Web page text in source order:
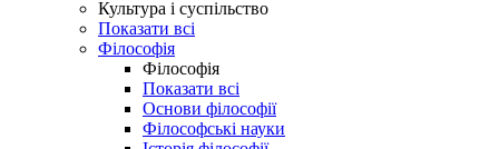
Культура і суспільство
Показати всі
Філософія
Філософія
Показати всі
Основи філософії
Філософські науки